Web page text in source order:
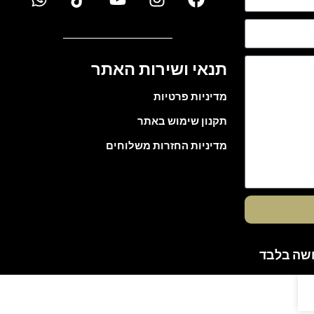
תנאי ושירות האתר
מדיניות פרטיות
תקנון שימוש באתר
מדיניות החזרות משלוחים